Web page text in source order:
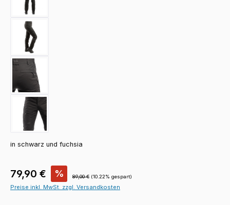
in schwarz und fuchsia
Verkaufspreis:
79,90 € % Regulärer Preis:
89,00 € (10.22% gespart)
Preise inkl. MwSt. zzgl. Versandkosten